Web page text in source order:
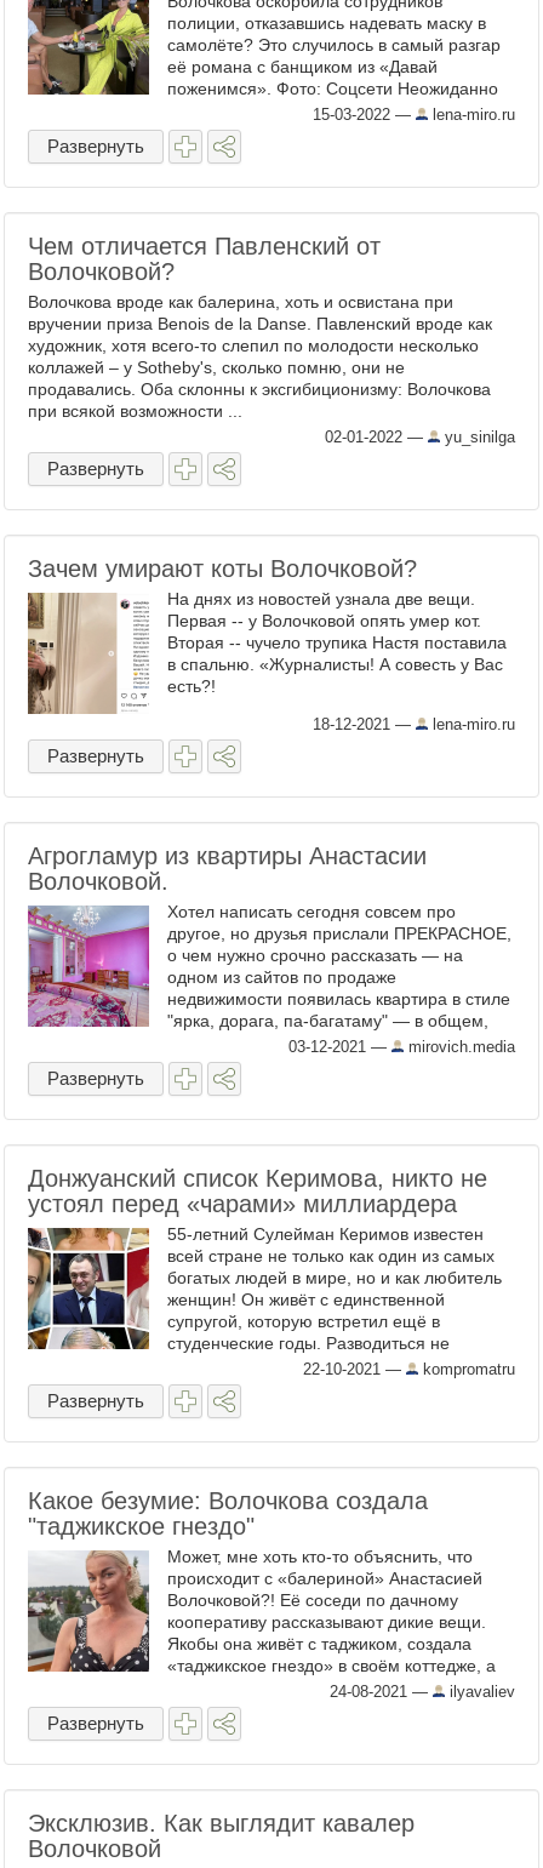
полиции, отказавшись надевать маску в
самолёте? Это случилось в самый разгар
её романа с банщиком из «Давай
поженимся». Фото: Соцсети Неожиданно
история получила пикантное, мягко
говоря, продолжение. Настя не ...
15-03-2022 — lena-miro.ru
Развернуть
Чем отличается Павленский от
Волочковой?
Волочкова вроде как балерина, хоть и освистана при
вручении приза Benois de la Danse. Павленский вроде как
художник, хотя всего-то слепил по молодости несколько
коллажей – у Sotheby's, сколько помню, они не
продавались. Оба склонны к эксгибиционизму: Волочкова
при всякой возможности ...
02-01-2022 — yu_sinilga
Развернуть
Зачем умирают коты Волочковой?
На днях из новостей узнала две вещи.
Первая -- у Волочковой опять умер кот.
Вторая -- чучело трупика Настя поставила
в спальню. «Журналисты! А совесть у Вас
есть?!
18-12-2021 — lena-miro.ru
Развернуть
Агрогламур из квартиры Анастасии
Волочковой.
Хотел написать сегодня совсем про
другое, но друзья прислали ПРЕКРАСНОЕ,
о чем нужно срочно рассказать — на
одном из сайтов по продаже
недвижимости появилась квартира в стиле
"ярка, дорага, па-багатаму" — в общем,
именно то, что я называю агрогламуром и
о чём когда-то писал отдельный ...
03-12-2021 — mirovich.media
Развернуть
Донжуанский список Керимова, никто не
устоял перед «чарами» миллиардера
55-летний Сулейман Керимов известен
всей стране не только как один из самых
богатых людей в мире, но и как любитель
женщин! Он живёт с единственной
супругой, которую встретил ещё в
студенческие годы. Разводиться не
собирается, но романы с
привлекательными и известными
женщинами ...
22-10-2021 — kompromatru
Развернуть
Какое безумие: Волочкова создала
"таджикское гнездо"
Может, мне хоть кто-то объяснить, что
происходит с «балериной» Анастасией
Волочковой?! Её соседи по дачному
кооперативу рассказывают дикие вещи.
Якобы она живёт с таджиком, создала
«таджикское гнездо» в своём коттедже, а
таксисты-таджики, его друзья, заполнили
участок, устроив из него ...
24-08-2021 — ilyavaliev
Развернуть
Эксклюзив. Как выглядит кавалер
Волочковой